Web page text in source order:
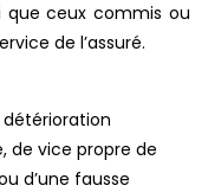
que ceux commis ou
de l’assuré.
détérioration
de vice propre de
d’une fausse